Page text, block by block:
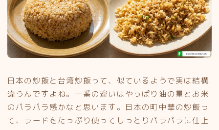
日本の炒飯と台湾炒飯って、似ているようで実は結構
違うんですよね。一番の違いはやっぱり油の量とお米
のパラパラ感かなと思います。日本の町中華の炒飯っ
て、ラードをたっぷり使ってしっとりパラパラに仕上